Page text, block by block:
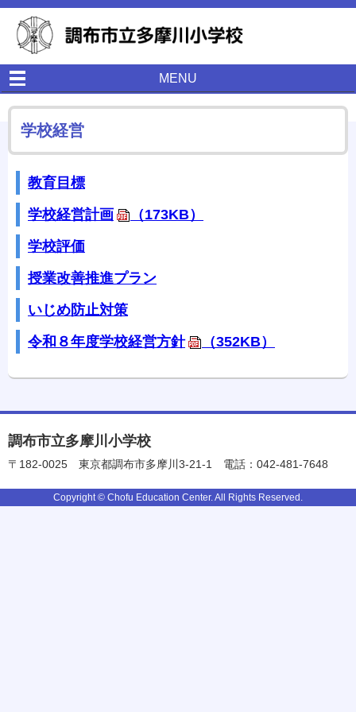
MENU
学校経営
教育目標
学校経営計画
（173KB）
学校評価
授業改善推進プラン
いじめ防止対策
令和８年度学校経営方針
（352KB）
調布市立多摩川小学校
〒182-0025 東京都調布市多摩川3-21-1 電話：042-481-7648
Copyright © Chofu Education Center. All Rights Reserved.